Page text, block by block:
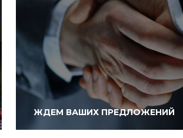
ЖДЕМ ВАШИХ ПРЕДЛОЖЕНИЙ